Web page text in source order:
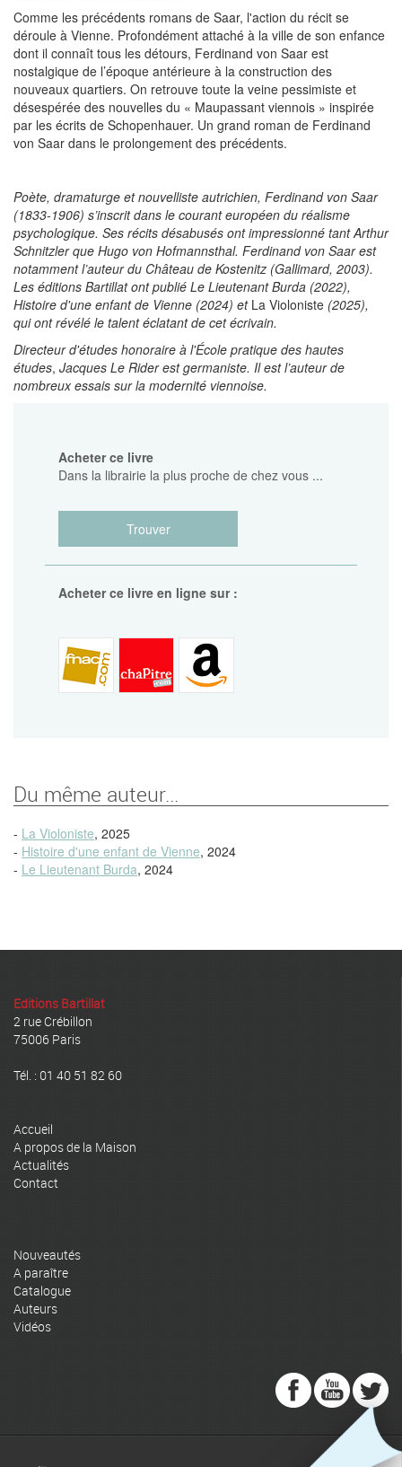
Comme les précédents romans de Saar, l'action du récit se
déroule à Vienne. Profondément attaché à la ville de son enfance
dont il connaît tous les détours, Ferdinand von Saar est
nostalgique de l’époque antérieure à la construction des
nouveaux quartiers. On retrouve toute la veine pessimiste et
désespérée des nouvelles du « Maupassant viennois » inspirée
par les écrits de Schopenhauer. Un grand roman de Ferdinand
von Saar dans le prolongement des précédents.
Poète, dramaturge et nouvelliste autrichien, Ferdinand von Saar
(1833-1906) s’inscrit dans le courant européen du réalisme
psychologique. Ses récits désabusés ont impressionné tant Arthur
Schnitzler que Hugo von Hofmannsthal. Ferdinand von Saar est
notamment l’auteur du Château de Kostenitz (Gallimard, 2003).
Les éditions Bartillat ont publié Le Lieutenant Burda (2022),
Histoire d'une enfant de Vienne (2024) et La Violoniste (2025),
qui ont révélé le talent éclatant de cet écrivain.
Directeur d'études honoraire à l'École pratique des hautes
études, Jacques Le Rider est germaniste. Il est l’auteur de
nombreux essais sur la modernité viennoise.
Acheter ce livre
Dans la librairie la plus proche de chez vous ...
Trouver
Acheter ce livre en ligne sur :
Du même auteur...
- La Violoniste, 2025
- Histoire d'une enfant de Vienne, 2024
- Le Lieutenant Burda, 2024
Editions Bartillat
2 rue Crébillon
75006 Paris
Tél. : 01 40 51 82 60
Accueil
A propos de la Maison
Actualités
Contact
Nouveautés
A paraître
Catalogue
Auteurs
Vidéos